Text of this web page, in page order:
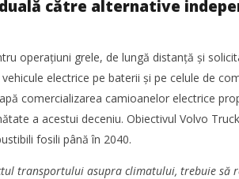
către alternative
operațiuni grele, de lungă distanță și
electrice pe baterii și pe celule de
comercializarea camioanelor electrice
a acestui deceniu. Obiectivul Volvo
fosili până în 2040.
transportului asupra climatului, trebuie